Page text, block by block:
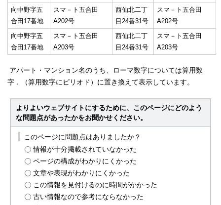
向中野字五
合田17番地
スマ－ト五合田
A202号
西仙北二丁
目24番31号
スマ－ト五合田
A202号
向中野字五
合田17番地
スマ－ト五合田
A203号
西仙北二丁
目24番31号
スマ－ト五合田
A203号
アパート・マンション名のうち、ローマ数字については算用数
字．（算用数字にピリオド）に置き換えて表示しています。
よりよいウェブサイトにするために、このページにどのよう
な問題点があったかをお聞かせください。
このページに問題点はありましたか？
情報が十分掲載されていなかった
ページの構成がわかりにくかった
文章や表現がわかりにくかった
この情報を見付けるのに時間がかかった
古い情報なので参考にならなかった